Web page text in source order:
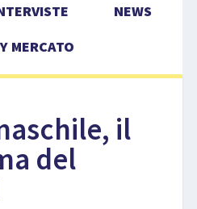
MERCATO
LIBRI
NEWS
MERCATO
il
del